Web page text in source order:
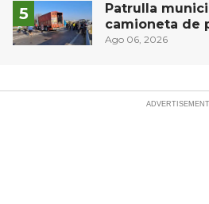
Patrulla
camioneta de
en la autopista
Ago 06, 2026